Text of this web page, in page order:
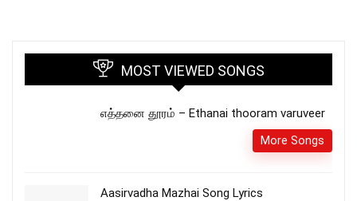
MOST VIEWED SONGS
எத்தனை தூரம் – Ethanai thooram varuveer
More Songs
Aasirvadha Mazhai Song Lyrics